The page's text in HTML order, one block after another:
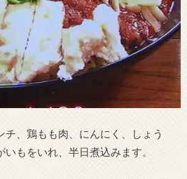
チ、鶏もも肉、にんにく、しょう
もをいれ、半日煮込みます。